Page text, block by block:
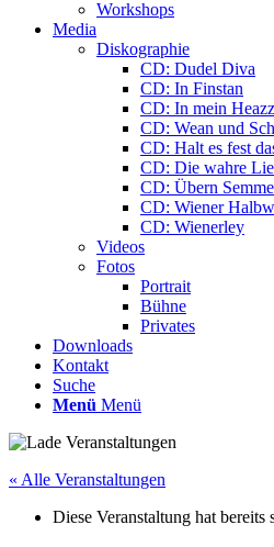
Workshops
Media
Diskographie
CD: Dudel Diva
CD: In Finstan
CD: In mein Heazz
CD: Wean und
CD: Halt es fest
CD: Die wahre
CD: Übern
CD: Wiener
CD: Wienerley
Videos
Fotos
Portrait
Bühne
Privates
Downloads
Kontakt
Suche
Menü Menü
« Alle Veranstaltungen
Diese Veranstaltung hat bereits